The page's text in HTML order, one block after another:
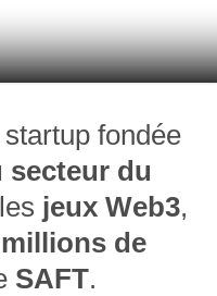
fondée
secteur du
jeux Web3,
de
SAFT.